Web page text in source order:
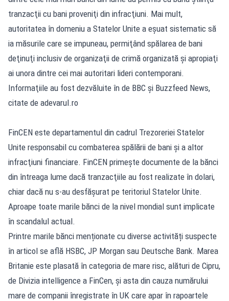
tranzacţii cu bani proveniţi din infracţiuni. Mai mult,
autoritatea în domeniu a Statelor Unite a eşuat sistematic să
ia măsurile care se impuneau, permiţând spălarea de bani
deţinuţi inclusiv de organizaţii de crimă organizată şi apropiaţi
ai unora dintre cei mai autoritari lideri contemporani.
Informaţiile au fost dezvăluite în de BBC şi Buzzfeed News,
citate de adevarul.ro
FinCEN este departamentul din cadrul Trezoreriei Statelor
Unite responsabil cu combaterea spălării de bani şi a altor
infracţiuni financiare. FinCEN primeşte documente de la bănci
din întreaga lume dacă tranzacţiile au fost realizate în dolari,
chiar dacă nu s-au desfăşurat pe teritoriul Statelor Unite.
Aproape toate marile bănci de la nivel mondial sunt implicate
în scandalul actual.
Printre marile bănci menționate cu diverse activități suspecte
în articol se află HSBC, JP Morgan sau Deutsche Bank. Marea
Britanie este plasată în categoria de mare risc, alături de Cipru,
de Divizia intelligence a FinCen, și asta din cauza numărului
mare de companii înregistrate în UK care apar în rapoartele